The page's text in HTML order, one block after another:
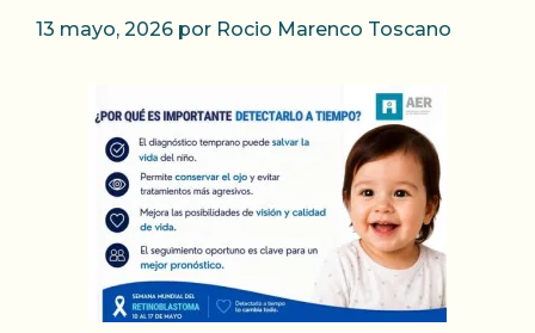
13 mayo, 2026 por Rocio Marenco Toscano